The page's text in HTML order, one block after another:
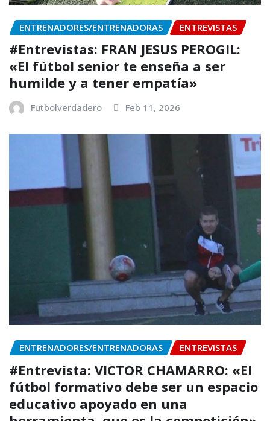
ENTRENADORES/ENTRENADORAS ENTREVISTAS
#Entrevistas: FRAN JESUS PEROGIL:
«El fútbol senior te enseña a ser
humilde y a tener empatía»
Futbolverdadero Feb 11, 2026
ENTRENADORES/ENTRENADORAS ENTREVISTAS
#Entrevista: VICTOR CHAMARRO: «El
fútbol formativo debe ser un espacio
educativo apoyado en una